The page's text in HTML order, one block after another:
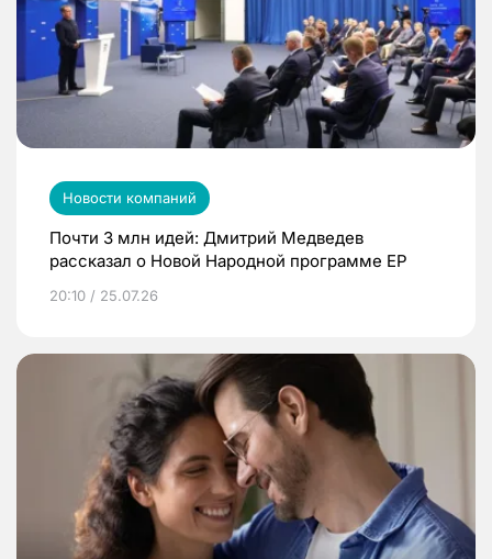
Новости компаний
Почти 3 млн идей: Дмитрий Медведев
рассказал о Новой Народной программе ЕР
20:10 / 25.07.26